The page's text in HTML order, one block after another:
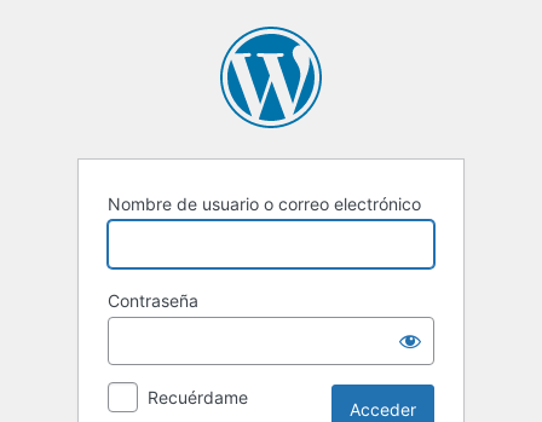
Nombre de usuario o correo electrónico
Contraseña
Recuérdame